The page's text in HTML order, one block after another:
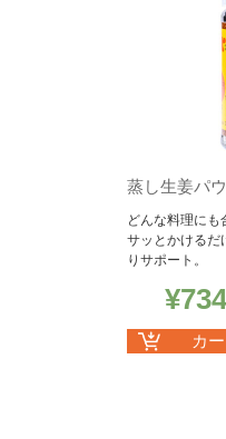
蒸し生姜パ
どんな料理にも
サッとかけるだ
りサポート。
¥734
カ